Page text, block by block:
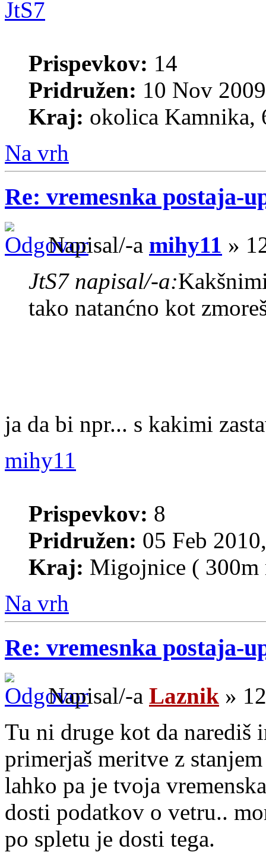
JtS7
Prispevkov: 14
Pridružen: 10 Nov
Kraj: okolica Kamnika,
Na vrh
Re: vremesnka postaja-
Napisal/-a mihy11 »
JtS7 napisal/-a:
tako natanćno kot
ja da bi npr... s kakimi
mihy11
Prispevkov: 8
Pridružen: 05 Feb
Kraj: Migojnice ( 300m
Na vrh
Re: vremesnka postaja-
Napisal/-a Laznik »
Tu ni druge kot da narediš
primerjaš meritve z
lahko pa je tvoja
dosti podatkov o vetru..
po spletu je dosti tega.